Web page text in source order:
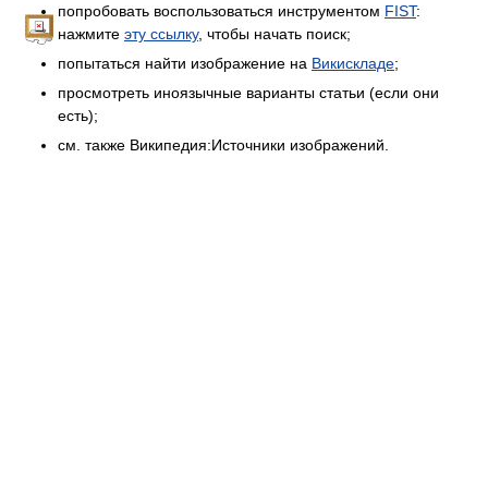
попробовать воспользоваться инструментом FIST:
нажмите эту ссылку, чтобы начать поиск;
попытаться найти изображение на Викискладе;
просмотреть иноязычные варианты статьи (если они
есть);
см. также Википедия:Источники изображений.